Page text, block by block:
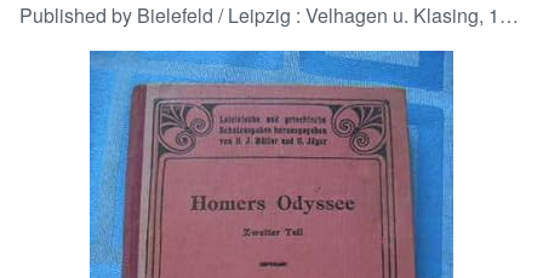
Browse Collections
Rare Books
Art & Collectibles
Textbooks
Start Selling
Published by Bielefeld / Leipzig : Velhagen u. Klasing, 1894